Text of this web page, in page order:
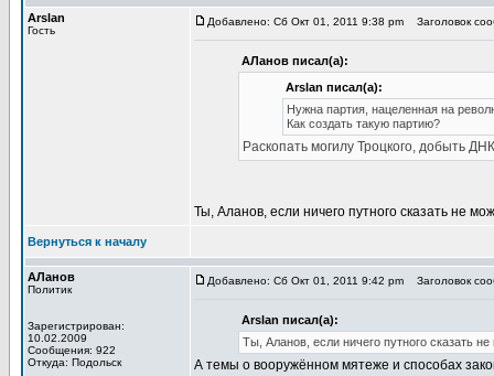
Arslan
Гость
Добавлено: Сб Окт 01, 2011 9:38 pm Заголовок
АЛанов писал(а):
Arslan писал(а):
Нужна партия, нацеленная на
Как создать такую партию?
Раскопать могилу Троцкого, добыть
Ты, Аланов, если ничего путного сказать не
Вернуться к началу
АЛанов
Политик
Зарегистрирован:
10.02.2009
Сообщения: 922
Откуда: Подольск
Добавлено: Сб Окт 01, 2011 9:42 pm Заголовок
Arslan писал(а):
Ты, Аланов, если ничего путного сказать
А темы о вооружённом мятеже и способах